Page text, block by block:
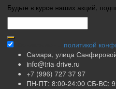
Будьте в курсе наших акций,
политикой
Самара, улица
info@tria-drive.ru
+7 (996) 727 37 97
ПН-ПТ: 8:00-24:00 СБ-ВС: